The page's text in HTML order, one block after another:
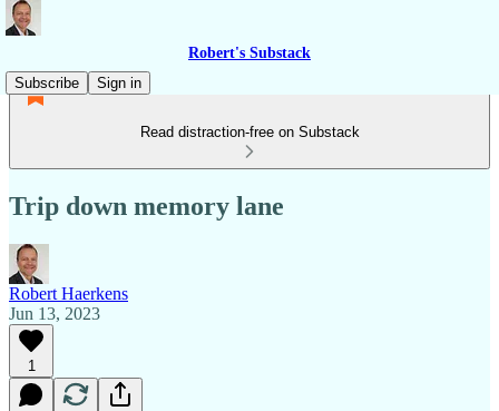
Robert's Substack
Subscribe
Sign in
Read distraction-free on Substack
Trip down memory lane
Robert Haerkens
Jun 13, 2023
1